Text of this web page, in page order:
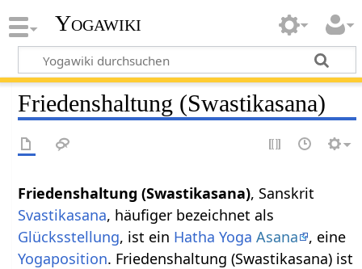
Yogawiki
Friedenshaltung (Swastikasana)
Friedenshaltung (Swastikasana), Sanskrit
Svastikasana, häufiger bezeichnet als
Glücksstellung, ist ein Hatha Yoga Asana
, eine
Yogaposition. Friedenshaltung (Swastikasana) ist